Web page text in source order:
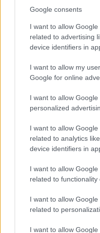
Google consents
I want to allow
related to advertising
device identifiers in
I want to allow my
Google for online
I want to allow
personalized
I want to allow
related to analytics
device identifiers in
I want to allow
related to functionality
I want to allow
related to
I want to allow
IL PIÙ